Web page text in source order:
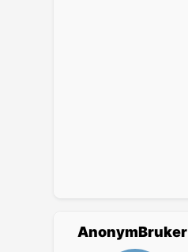
AnonymBruker